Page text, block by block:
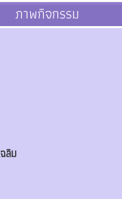
ภาพกิจกรรม
ลิม